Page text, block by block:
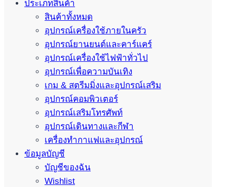
ประเภทสินค้า
สินค้าทั้งหมด
อุปกรณ์เครื่องใช้ภายในครัว
อุปกรณ์ยานยนต์และคาร์แคร์
อุปกรณ์เครื่องใช้ไฟฟ้าทั่วไป
อุปกรณ์เพื่อความบันเทิง
เกม & สตรีมมิ่งและอุปกรณ์เสริม
อุปกรณ์คอมพิวเตอร์
อุปกรณ์เสริมโทรศัพท์
อุปกรณ์เดินทางและกีฬา
เครื่องทำกาแฟและอุปกรณ์
ข้อมูลบัญชี
บัญชีของฉัน
Wishlist